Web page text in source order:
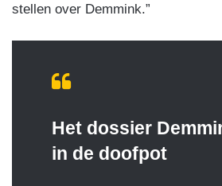
stellen over Demmink.”
Het dossier
in de doofpot